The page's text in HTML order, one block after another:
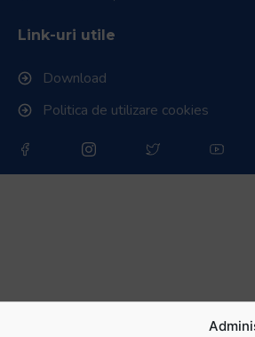
Link-uri utile
Download
Politica de utilizare cookies